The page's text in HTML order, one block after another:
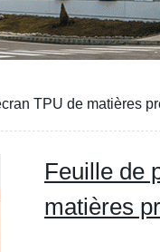
TPU de matières
Feuille de
matières